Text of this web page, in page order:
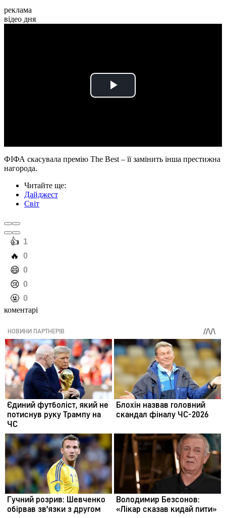
реклама
відео дня
Play
ФІФА скасувала премію The Best – її замінить інша престижна
нагорода.
Читайте ще:
Дайджест
Світ
️👍 1
️🔥 0
️😄 0
️😢 0
️🤬 0
коментарі